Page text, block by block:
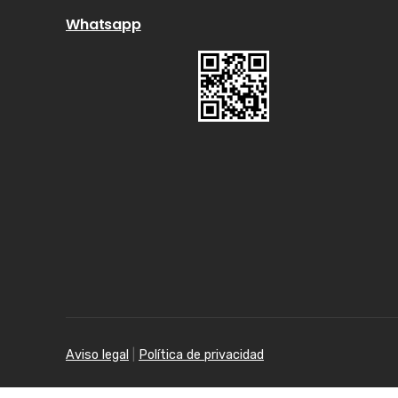
Whatsapp
Aviso legal Política de privacidad